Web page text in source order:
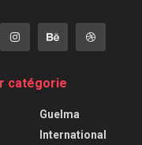
catégorie
Guelma
International